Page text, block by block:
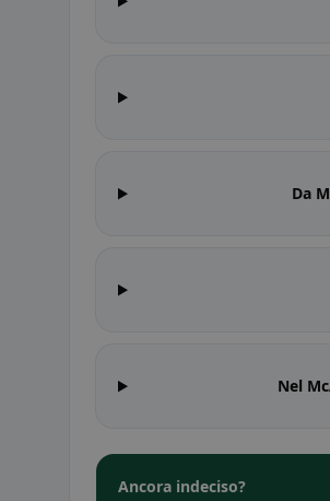
Da
Nel
Ancora indeciso?